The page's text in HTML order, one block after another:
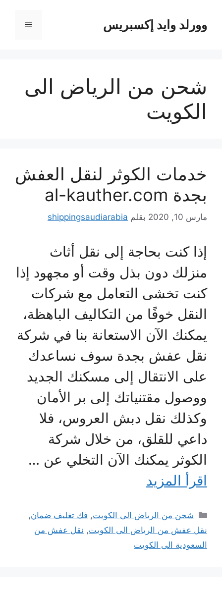
المحتوىوورلد وايد إكسبريس القائمة
شحن من الرياض الى
الكويت
خدمات الكوثر لنقل العفش
بجدة al-kauther.com
مارس 10, 2020 بقلم shippingsaudiarabia
إذا كنت بحاجة إلى نقل أثاث
منزلك دون بذل وقت أو مجهود إذا
كنت تخشى التعامل مع شركات
النقل خوفًا من التكاليف الباهظة،
يمكنك الآن الاستعانة بنا في شركة
نقل عفش بجدة سوف نساعدك
على الانتقال إلى مسكنك الجديد
ووصول مقتنياتك إلى بر الأمان
وكذلك نقل دبش العروس، فلا
داعي للقلق، من خلال شركة
الكوثر يمكنك الآن التخلي عن …
اقرأ المزيد
التصنيفات
شحن من الرياض الى الكويت, فك تغليف ضمان,
نقل عفش من الرياض الى الكويت, نقل عفش من
السعودية الى الكويت